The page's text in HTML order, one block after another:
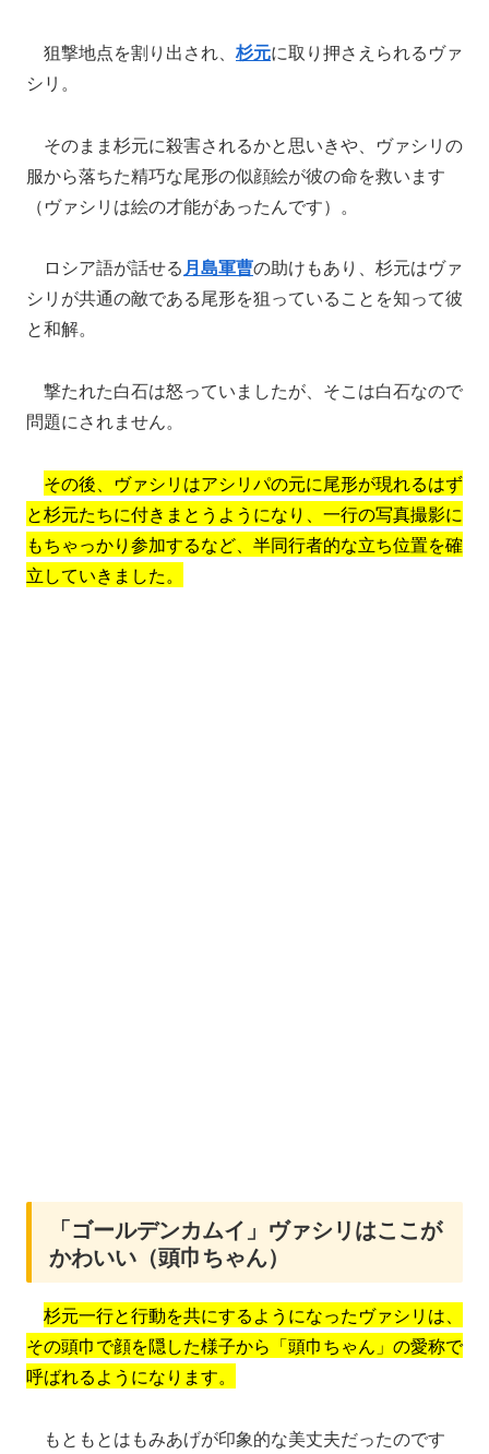
狙撃地点を割り出され、 杉元に取り押さえられるヴァ
シリ。
そのまま杉元に殺害されるかと思いきや、ヴァシリの
服から落ちた精巧な尾形の似顔絵が彼の命を救います
（ヴァシリは絵の才能があったんです）。
ロシア語が話せる月島軍曹の助けもあり、杉元はヴァ
シリが共通の敵である尾形を狙っていることを知って彼
と和解。
撃たれた白石は怒っていましたが、そこは白石なので
問題にされません。
その後、ヴァシリはアシリパの元に尾形が現れるはず
と杉元たちに付きまとうようになり、一行の写真撮影に
もちゃっかり参加するなど、半同行者的な立ち位置を確
立していきました。
「ゴールデンカムイ」ヴァシリはここが
かわいい（頭巾ちゃん）
杉元一行と行動を共にするようになったヴァシリは、
その頭巾で顔を隠した様子から「頭巾ちゃん」の愛称で
呼ばれるようになります。
もともとはもみあげが印象的な美丈夫だったのです